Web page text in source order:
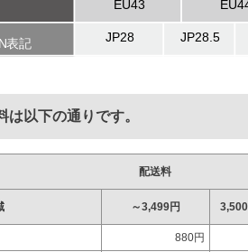
は以下の通りです。
配送料
～3,499円
880円